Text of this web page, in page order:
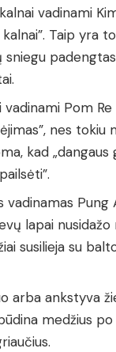
vadinami
Taip yra
sniegu
vadinami Pom Re
nes tokiu
kad
vadinamas Pung
lapai
susilieja su
arba ankstyva
medžius